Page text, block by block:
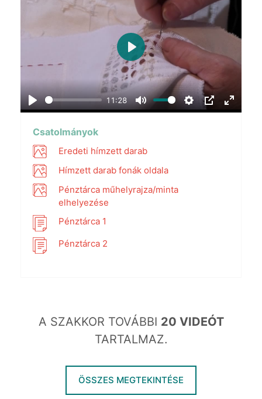
Play
11:28
Mute Settings
PIP Enter
Play
Csatolmányok
Eredeti hímzett darab
Hímzett darab fonák oldala
Pénztárca műhelyrajza/minta
elhelyezése
Pénztárca 1
Pénztárca 2
A SZAKKOR TOVÁBBI 20 VIDEÓT
TARTALMAZ.
ÖSSZES MEGTEKINTÉSE